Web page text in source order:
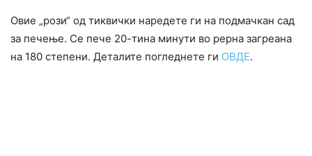
Овие „рози“ од тиквички наредете ги на подмачкан сад
за печење. Се пече 20-тина минути во рерна загреана
на 180 степени. Деталите погледнете ги ОВДЕ.